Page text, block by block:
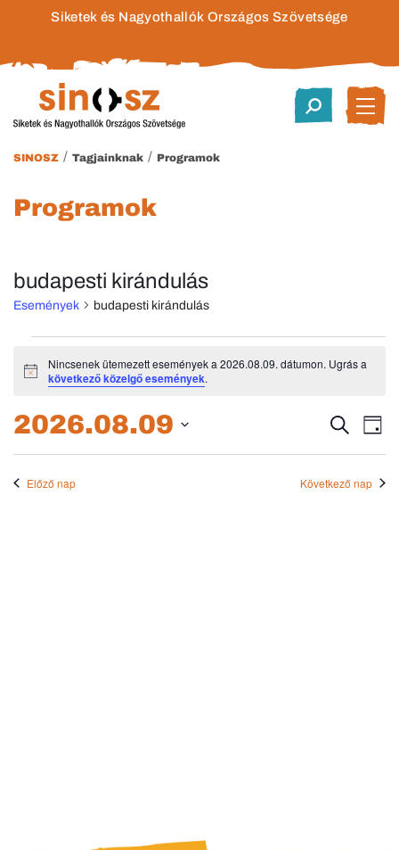
Siketek és Nagyothallók Országos Szövetsége
SINOSZ / Tagjainknak / Programok
Programok
budapesti kirándulás
Események budapesti kirándulás
Események
for
2026.08.09.
Notice
Nincsenek ütemezett események a 2026.08.09. dátumon. Ugrás a
következő közelgő események.
és
Keresett
kifejezés
Nap
2026.08.09
Előző nap
Következő nap